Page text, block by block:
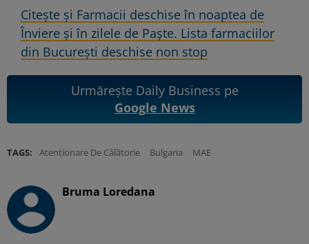
Citește și Farmacii deschise în noaptea de
Înviere și în zilele de Paște. Lista farmaciilor
din București deschise non stop
Urmărește Daily Business pe
Google News
TAGS: Atenționare De Călătorie Bulgaria MAE
Bruma Loredana